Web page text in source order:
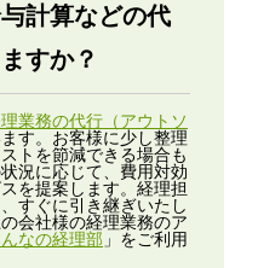
計算などの代
すか？
業務の代行（アウトソ
す。お客様に少し整理
トを節減できる場合も
況に応じて、費用対効
を提案します。経理担
すぐに引き継ぎいたし
会社様の経理業務のア
なの経理部 」をご利用